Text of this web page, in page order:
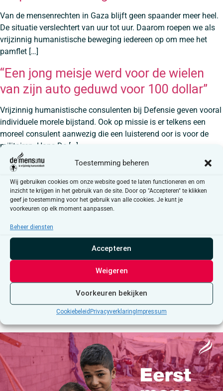
Toestemming beheren
Wij gebruiken cookies om onze website goed te laten functioneren en om
inzicht te krijgen in het gebruik van de site. Door op "Accepteren" te klikken
geef je toestemming voor het gebruik van alle cookies. Je kunt je
voorkeuren op elk moment aanpassen.
Beheer diensten
Accepteren
Weigeren
Voorkeuren bekijken
Cookiebeleid Privacyverklaring Impressum
Van de mensenrechten in Gaza blijft geen spaander meer heel.
De situatie verslechtert van uur tot uur. Daarom roepen we als
vrijzinnig humanistische beweging iedereen op om mee het
pamflet […]
“Een jong meisje werd voor de wielen
van zijn auto geduwd voor 100 dollar”
Vrijzinnig humanistische consulenten bij Defensie geven vooral
individuele morele bijstand. Ook op missie is er telkens een
moreel consulent aanwezig die een luisterend oor is voor de
militairen. Hans De […]
“Stel je voor dat de ‘Tweeds’-regel de
wereld verovert”
Schrijfster en theatermaker Pascale Platel denkt na over het
oorlog in de wereld. Wat zou het geven als een kinderspel […]
Wat ons nog rest
‘Wat ons nog rest’ van Aline Sax is een aangrijpende roman die
zich afspeelt in Berlijn tijdens de laatste dagen van de Tweede
Wereldoorlog. Joke Goovaerts Terwijl de Russen oprukken […]
Eerst mens zijn